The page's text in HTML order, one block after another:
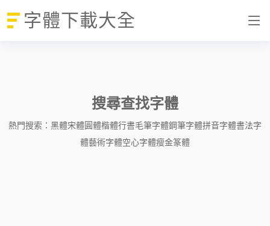
字體下載大全
搜尋查找字體
熱門搜索： 黑體宋體圓體楷體行書毛筆字體鋼筆字體拼音字體書法字
體藝術字體空心字體瘦金篆體